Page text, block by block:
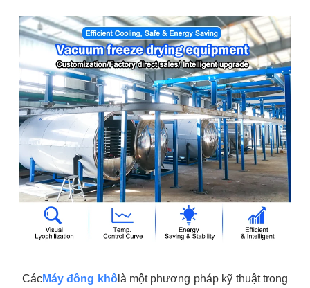
CácMáy đông khôlà một phương pháp kỹ thuật trong